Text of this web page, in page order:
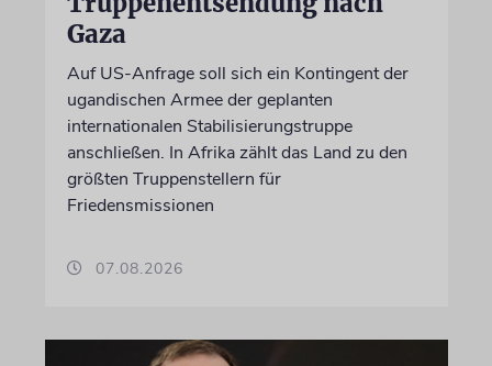
Gaza
Auf US-Anfrage soll sich ein Kontingent der
ugandischen Armee der geplanten
internationalen Stabilisierungstruppe
anschließen. In Afrika zählt das Land zu den
größten Truppenstellern für
Friedensmissionen
07.08.2026